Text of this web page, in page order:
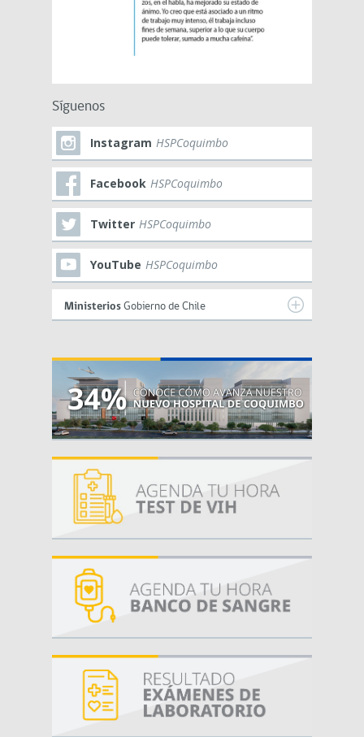
Síguenos
Instagram HSPCoquimbo
Facebook HSPCoquimbo
Twitter HSPCoquimbo
YouTube HSPCoquimbo
Ministerios Gobierno de Chile